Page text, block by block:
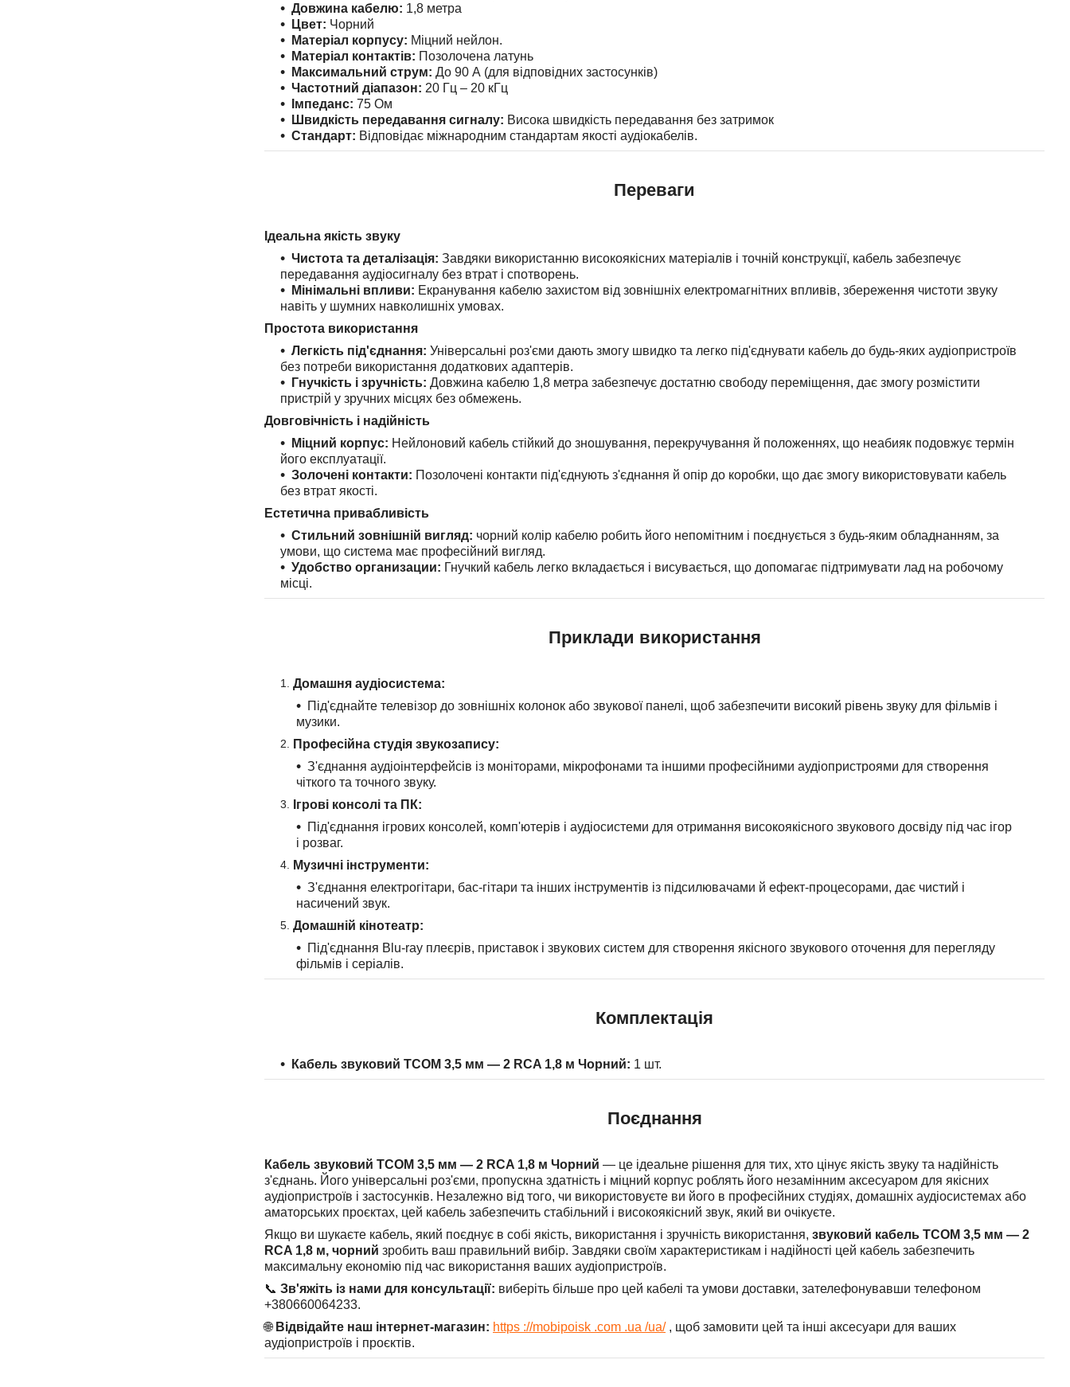
Довжина кабелю: 1,8 метра
Цвет: Чорний
Матеріал корпусу: Міцний нейлон.
Матеріал контактів: Позолочена латунь
Максимальний струм: До 90 А (для відповідних застосунків)
Частотний діапазон: 20 Гц – 20 кГц
Імпеданс: 75 Ом
Швидкість передавання сигналу: Висока швидкість передавання без затримок
Стандарт: Відповідає міжнародним стандартам якості аудіокабелів.
Переваги
Ідеальна якість звуку
Чистота та деталізація: Завдяки використанню високоякісних матеріалів і точній конструкції, кабель забезпечує
передавання аудіосигналу без втрат і спотворень.
Мінімальні впливи: Екранування кабелю захистом від зовнішніх електромагнітних впливів, збереження чистоти звуку
навіть у шумних навколишніх умовах.
Простота використання
Легкість під'єднання: Універсальні роз'єми дають змогу швидко та легко під'єднувати кабель до будь-яких аудіопристроїв
без потреби використання додаткових адаптерів.
Гнучкість і зручність: Довжина кабелю 1,8 метра забезпечує достатню свободу переміщення, дає змогу розмістити
пристрій у зручних місцях без обмежень.
Довговічність і надійність
Міцний корпус: Нейлоновий кабель стійкий до зношування, перекручування й положеннях, що неабияк подовжує термін
його експлуатації.
Золочені контакти: Позолочені контакти під'єднують з'єднання й опір до коробки, що дає змогу використовувати кабель
без втрат якості.
Естетична привабливість
Стильний зовнішній вигляд: чорний колір кабелю робить його непомітним і поєднується з будь-яким обладнанням, за
умови, що система має професійний вигляд.
Удобство организации: Гнучкий кабель легко вкладається і висувається, що допомагає підтримувати лад на робочому
місці.
Приклади використання
Домашня аудіосистема:
Під'єднайте телевізор до зовнішніх колонок або звукової панелі, щоб забезпечити високий рівень звуку для фільмів і
музики.
Професійна студія звукозапису:
З'єднання аудіоінтерфейсів із моніторами, мікрофонами та іншими професійними аудіопристроями для створення
чіткого та точного звуку.
Ігрові консолі та ПК:
Під'єднання ігрових консолей, комп'ютерів і аудіосистеми для отримання високоякісного звукового досвіду під час ігор
і розваг.
Музичні інструменти:
З'єднання електрогітари, бас-гітари та інших інструментів із підсилювачами й ефект-процесорами, дає чистий і
насичений звук.
Домашній кінотеатр:
Під'єднання Blu-ray плеєрів, приставок і звукових систем для створення якісного звукового оточення для перегляду
фільмів і серіалів.
Комплектація
Кабель звуковий TCOM 3,5 мм — 2 RCA 1,8 м Чорний: 1 шт.
Поєднання
Кабель звуковий TCOM 3,5 мм — 2 RCA 1,8 м Чорний — це ідеальне рішення для тих, хто цінує якість звуку та надійність
з'єднань. Його універсальні роз'єми, пропускна здатність і міцний корпус роблять його незамінним аксесуаром для якісних
аудіопристроїв і застосунків. Незалежно від того, чи використовуєте ви його в професійних студіях, домашніх аудіосистемах або
аматорських проєктах, цей кабель забезпечить стабільний і високоякісний звук, який ви очікуєте.
Якщо ви шукаєте кабель, який поєднує в собі якість, використання і зручність використання, звуковий кабель TCOM 3,5 мм — 2
RCA 1,8 м, чорний зробить ваш правильний вибір. Завдяки своїм характеристикам і надійності цей кабель забезпечить
максимальну економію під час використання ваших аудіопристроїв.
📞 Зв'яжіть із нами для консультації: виберіть більше про цей кабелі та умови доставки, зателефонувавши телефоном
+380660064233.
🌐 Відвідайте наш інтернет-магазин: https ://mobipoisk .com .ua /ua/, щоб замовити цей та інші аксесуари для ваших
аудіопристроїв і проєктів.